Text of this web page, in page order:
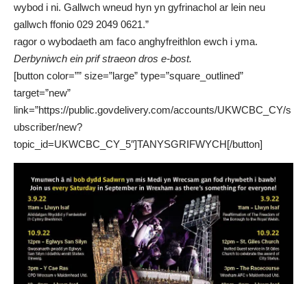
wybod i ni. Gallwch wneud hyn yn gyfrinachol ar lein neu
gallwch ffonio 029 2049 0621.”
ragor o wybodaeth am faco anghyfreithlon ewch i yma.
Derbyniwch ein prif straeon dros e-bost.
[button color=”” size=”large” type=”square_outlined”
target=”new”
link=”https://public.govdelivery.com/accounts/UKWCBC_CY/s
ubscriber/new?
topic_id=UKWCBC_CY_5″]TANYSGRIFWYCH[/button]